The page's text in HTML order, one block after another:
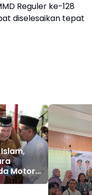
Reguler ke-128
diselesaikan tepat
Motor